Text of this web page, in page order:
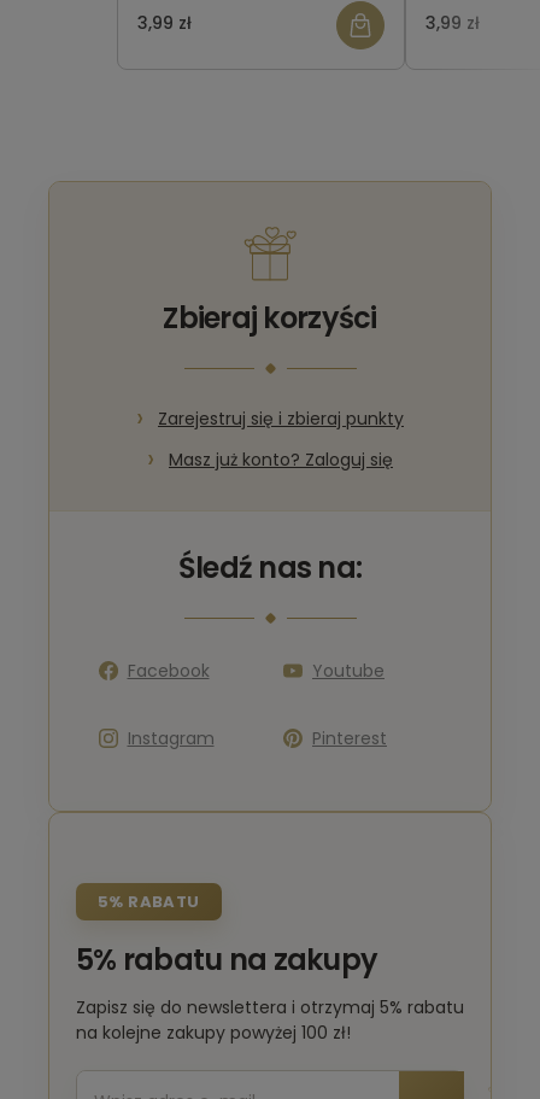
3,99 zł
3,99 zł
Zbieraj korzyści
Zarejestruj się i zbieraj punkty
Masz już konto? Zaloguj się
Śledź nas na:
Facebook Youtube
Instagram Pinterest
5% RABATU
5% rabatu na zakupy
Zapisz się do newslettera i otrzymaj 5% rabatu
na kolejne zakupy powyżej 100 zł!